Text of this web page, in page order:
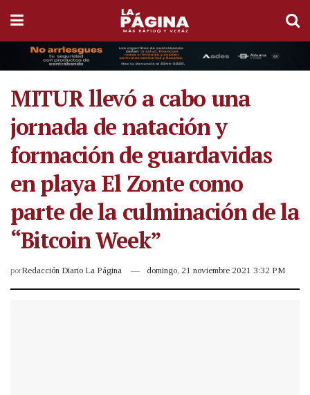
MITUR llevó a cabo una
jornada de natación y
formación de guardavidas
en playa El Zonte como
parte de la culminación de la
“Bitcoin Week”
porRedacción Diario La Página domingo, 21 noviembre 2021 3:32 PM